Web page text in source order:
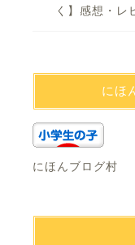
く】感想・
にほ
にほんブログ村